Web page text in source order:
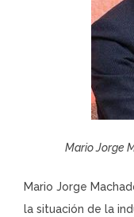
Mario Jorge
Mario Jorge
la situación de la